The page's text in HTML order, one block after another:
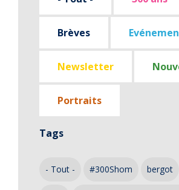
Brèves
Newsletter
Portraits
Tags
- Tout - #300Shom bergot